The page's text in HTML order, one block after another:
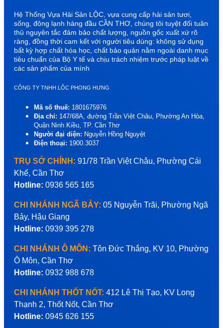
Hệ Thống Vựa Hải Sản LỘC, vựa cung cấp hải sản tươi,
sống, đông lạnh hàng đầu CẦN THƠ, chúng tôi tuyệt đối tuân
thủ nguyên tắc đảm bảo chất lượng, nguồn gốc xuất xứ rõ
ràng, đồng thời cam kết với người tiêu dùng: không sử dụng
bất kỳ hợp chất hóa học, chất bảo quản nằm ngoài danh mục
tiêu chuẩn của Bộ Y tế và chịu trách nhiệm trước pháp luật về
các sản phẩm của mình
CÔNG TY TNHH LÔC PHONG HƯNG
Mã số thuế: 1801675976
Địa chỉ: 147/68A, đường Trần Việt Châu, Phường An Hòa,
Quận Ninh Kiều, TP. Cần Thơ
Người đại diện: Nguyễn Hồng Nguyệt
Điện thoại: 1900.3037
TRỤ SỞ CHÍNH: 91/78 Trần Việt Châu, Phường Cái
Khế, Cần Thơ
Hotline: 0936 565 165
CHI NHÁNH NGÃ BẢY: 05 Nguyễn Trãi, Phường Ngã
Bảy, Hậu Giang
Hotline: 0939 395 278
CHI NHÁNH Ô MÔN: Tôn Đức Thắng, KV 10, Phường
Ô Môn, Cần Thơ
Hotline: 0932 988 678
CHI NHÁNH THỐT NỐT: 412 Lê Thị Tạo, KV Long
Thạnh 2, Thốt Nốt, Cần Thơ
Hotline: 0945 626 155